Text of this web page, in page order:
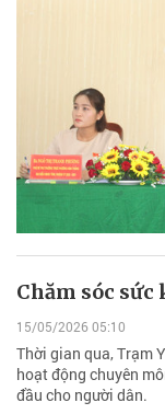
Chăm sóc sức
15/05/2026 05:10
Thời gian qua, Trạm
hoạt động chuyên
đầu cho người dân.